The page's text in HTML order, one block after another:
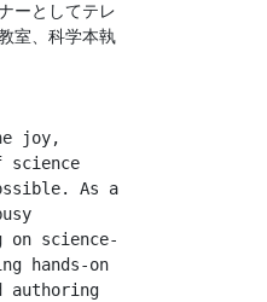
ーとしてテレ
室、科学本執
joy,
science
As a
on science-
hands-on
authoring